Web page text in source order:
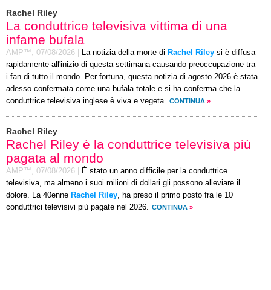
Rachel Riley
La conduttrice televisiva vittima di una
infame bufala
AMP™, 07/08/2026 La notizia della morte di Rachel Riley si è diffusa
rapidamente all'inizio di questa settimana causando preoccupazione tra
i fan di tutto il mondo. Per fortuna, questa notizia di agosto 2026 è stata
adesso confermata come una bufala totale e si ha conferma che la
conduttrice televisiva inglese è viva e vegeta. CONTINUA »
Rachel Riley
Rachel Riley è la conduttrice televisiva più
pagata al mondo
AMP™, 07/08/2026
È stato un anno difficile per la conduttrice
televisiva, ma almeno i suoi milioni di dollari gli possono alleviare il
dolore. La 40enne Rachel Riley, ha preso il primo posto fra le 10
conduttrici televisivi più pagate nel 2026. CONTINUA »